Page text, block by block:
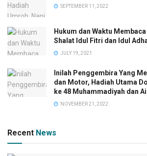
SEPTEMBER 11, 2022
Hukum dan Waktu
Shalat Idul Fitri dan Idul
JULY 19, 2021
Inilah Penggembira Yang
dan Motor, Hadiah Utama
ke 48 Muhammadiyah dan
NOVEMBER 21, 2022
Recent News